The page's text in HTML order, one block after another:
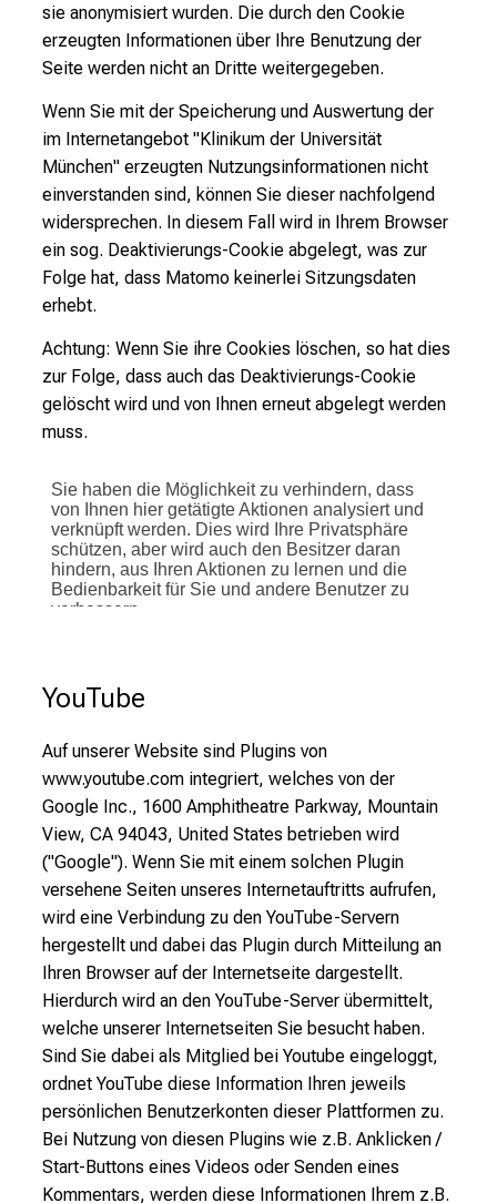
sie anonymisiert wurden. Die durch den Cookie
erzeugten Informationen über Ihre Benutzung der
Seite werden nicht an Dritte weitergegeben.
Wenn Sie mit der Speicherung und Auswertung der
im Internetangebot "Klinikum der Universität
München" erzeugten Nutzungsinformationen nicht
einverstanden sind, können Sie dieser nachfolgend
widersprechen. In diesem Fall wird in Ihrem Browser
ein sog. Deaktivierungs-Cookie abgelegt, was zur
Folge hat, dass Matomo keinerlei Sitzungsdaten
erhebt.
Achtung: Wenn Sie ihre Cookies löschen, so hat dies
zur Folge, dass auch das Deaktivierungs-Cookie
gelöscht wird und von Ihnen erneut abgelegt werden
muss.
YouTube
Auf unserer Website sind Plugins von
www.youtube.com integriert, welches von der
Google Inc., 1600 Amphitheatre Parkway, Mountain
View, CA 94043, United States betrieben wird
("Google"). Wenn Sie mit einem solchen Plugin
versehene Seiten unseres Internetauftritts aufrufen,
wird eine Verbindung zu den YouTube-Servern
hergestellt und dabei das Plugin durch Mitteilung an
Ihren Browser auf der Internetseite dargestellt.
Hierdurch wird an den YouTube-Server übermittelt,
welche unserer Internetseiten Sie besucht haben.
Sind Sie dabei als Mitglied bei Youtube eingeloggt,
ordnet YouTube diese Information Ihren jeweils
persönlichen Benutzerkonten dieser Plattformen zu.
Bei Nutzung von diesen Plugins wie z.B. Anklicken /
Start-Buttons eines Videos oder Senden eines
Kommentars, werden diese Informationen Ihrem z.B.